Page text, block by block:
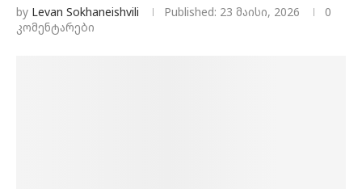
by Levan Sokhaneishvili Published: 23 მაისი, 2026
0
კომენტარები